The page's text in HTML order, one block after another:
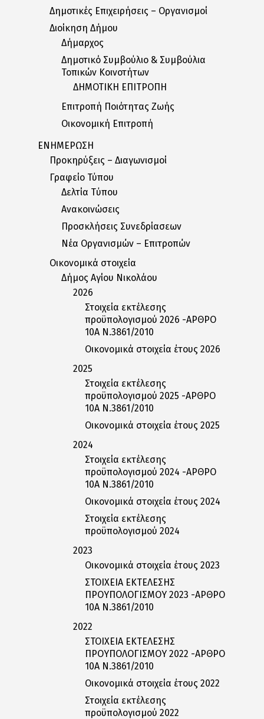
Δημοτικές Επιχειρήσεις – Οργανισμοί
Διοίκηση Δήμου
Δήμαρχος
Δημοτικό Συμβούλιο & Συμβούλια
Τοπικών Κοινοτήτων
ΔΗΜΟΤΙΚΗ ΕΠΙΤΡΟΠΗ
Επιτροπή Ποιότητας Ζωής
Οικονομική Επιτροπή
ΕΝΗΜΕΡΩΣΗ
Προκηρύξεις – Διαγωνισμοί
Γραφείο Τύπου
Δελτία Tύπου
Ανακοινώσεις
Προσκλήσεις Συνεδρίασεων
Nέα Oργανισμών – Eπιτροπών
Οικονομικά στοιχεία
Δήμος Αγίου Νικολάου
2026
Στοιχεία εκτέλεσης
προϋπολογισμού 2026 -ΑΡΘΡΟ
10Α Ν.3861/2010
Οικονομικά στοιχεία έτους 2026
2025
Στοιχεία εκτέλεσης
προϋπολογισμού 2025 -ΑΡΘΡΟ
10Α Ν.3861/2010
Οικονομικά στοιχεία έτους 2025
2024
Στοιχεία εκτέλεσης
προϋπολογισμού 2024 -ΑΡΘΡΟ
10Α Ν.3861/2010
Οικονομικά στοιχεία έτους 2024
Στοιχεία εκτέλεσης
προϋπολογισμού 2024
2023
Οικονομικά στοιχεία έτους 2023
ΣΤΟΙΧΕΙΑ ΕΚΤΕΛΕΣΗΣ
ΠΡΟΥΠΟΛΟΓΙΣΜΟΥ 2023 -ΑΡΘΡΟ
10Α Ν.3861/2010
2022
ΣΤΟΙΧΕΙΑ ΕΚΤΕΛΕΣΗΣ
ΠΡΟΥΠΟΛΟΓΙΣΜΟΥ 2022 -ΑΡΘΡΟ
10Α Ν.3861/2010
Οικονομικά στοιχεία έτους 2022
Στοιχεία εκτέλεσης
προϋπολογισμού 2022